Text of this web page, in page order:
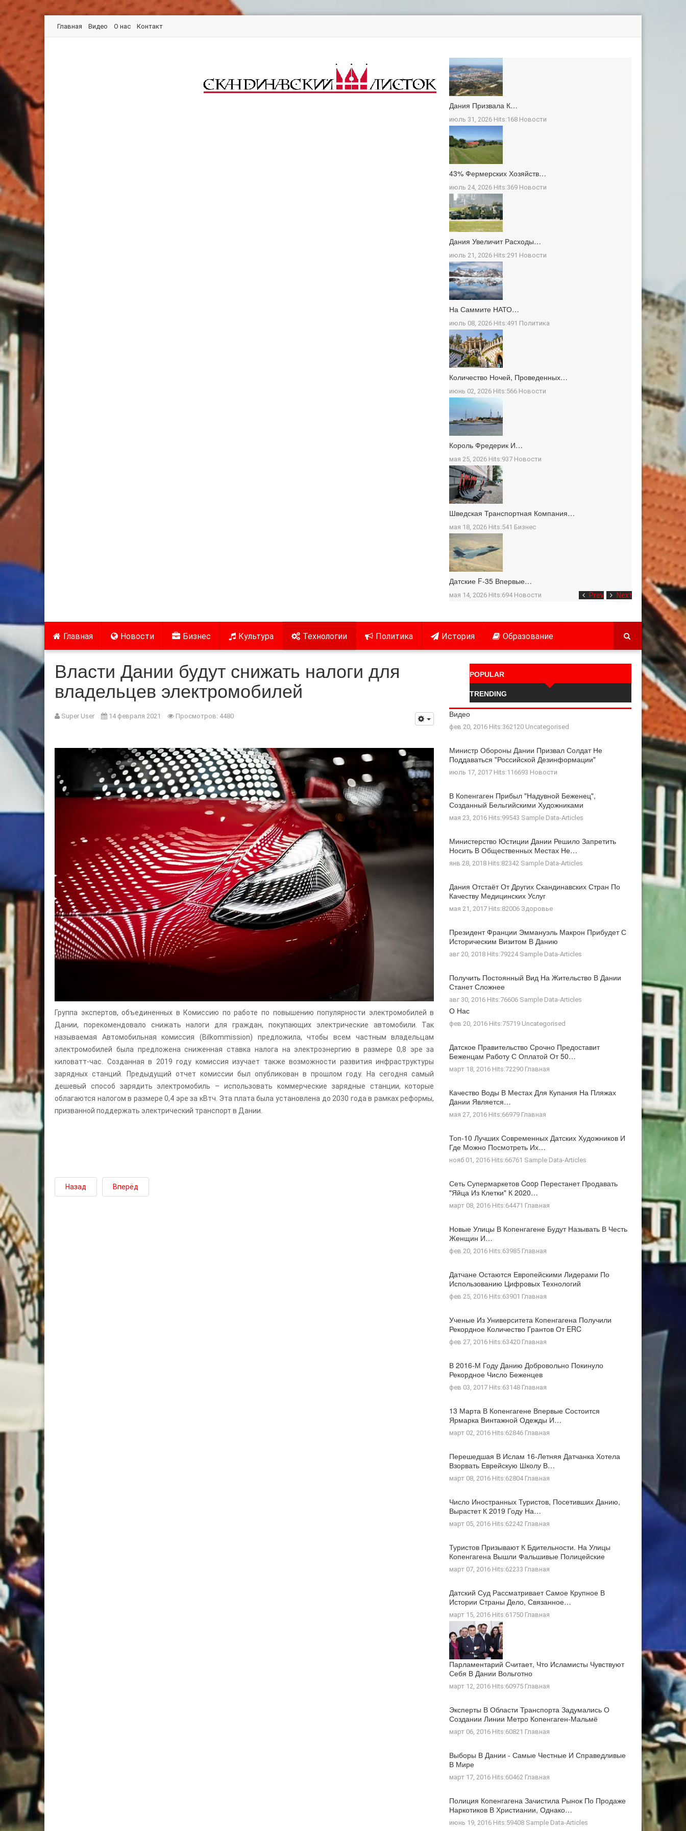
Главная Видео О нас Контакт
Prev Next
Дания Призвала К…
июль 31, 2026 Hits:168 Новости
43% Фермерских Хозяйств…
июль 24, 2026 Hits:369 Новости
Дания Увеличит Расходы…
июль 21, 2026 Hits:291 Новости
На Саммите НАТО…
июль 08, 2026 Hits:491 Политика
Количество Ночей, Проведенных…
июнь 02, 2026 Hits:566 Новости
Король Фредерик И…
мая 25, 2026 Hits:937 Новости
Шведская Транспортная Компания…
мая 18, 2026 Hits:541 Бизнес
Датские F-35 Впервые…
мая 14, 2026 Hits:694 Новости
Главная Новости Бизнес Культура Технологии Политика История Образование
Власти Дании будут снижать налоги для
владельцев электромобилей
Super User 14 февраля 2021 Просмотров: 4480
Группа экспертов, объединенных в Комиссию по работе по повышению популярности электромобилей в
Дании, порекомендовало снижать налоги для граждан, покупающих электрические автомобили. Так
называемая Автомобильная комиссия (Bilkommission) предложила, чтобы всем частным владельцам
электромобилей была предложена сниженная ставка налога на электроэнергию в размере 0,8 эре за
киловатт-час. Созданная в 2019 году комиссия изучает также возможности развития инфраструктуры
зарядных станций. Предыдущий отчет комиссии был опубликован в прошлом году. На сегодня самый
дешевый способ зарядить электромобиль – использовать коммерческие зарядные станции, которые
облагаются налогом в размере 0,4 эре за кВтч. Эта плата была установлена до 2030 года в рамках реформы,
призванной поддержать электрический транспорт в Дании.
Назад Вперёд
POPULAR
TRENDING
Видео
фев 20, 2016 Hits:362120 Uncategorised
Министр Обороны Дании Призвал Солдат Не
Поддаваться "российской Дезинформации"
июль 17, 2017 Hits:116693 Новости
В Копенгаген Прибыл "Надувной Беженец",
Созданный Бельгийскими Художниками
мая 23, 2016 Hits:99543 Sample Data-Articles
Министерство Юстиции Дании Решило Запретить
Носить В Общественных Местах Не…
янв 28, 2018 Hits:82342 Sample Data-Articles
Дания Отстаёт От Других Скандинавских Стран По
Качеству Медицинских Услуг
мая 21, 2017 Hits:82006 Здоровье
Президент Франции Эммануэль Макрон Прибудет С
Историческим Визитом В Данию
авг 20, 2018 Hits:79224 Sample Data-Articles
Получить Постоянный Вид На Жительство В Дании
Станет Сложнее
авг 30, 2016 Hits:76606 Sample Data-Articles
О Нас
фев 20, 2016 Hits:75719 Uncategorised
Датское Правительство Срочно Предоставит
Беженцам Работу С Оплатой От 50…
март 18, 2016 Hits:72290 Главная
Качество Воды В Местах Для Купания На Пляжах
Дании Является…
мая 27, 2016 Hits:66979 Главная
Топ-10 Лучших Современных Датских Художников И
Где Можно Посмотреть Их…
нояб 01, 2016 Hits:66761 Sample Data-Articles
Сеть Супермаркетов Coop Перестанет Продавать
"яйца Из Клетки" К 2020…
март 08, 2016 Hits:64471 Главная
Новые Улицы В Копенгагене Будут Называть В Честь
Женщин И…
фев 20, 2016 Hits:63985 Главная
Датчане Остаются Европейскими Лидерами По
Использованию Цифровых Технологий
фев 25, 2016 Hits:63901 Главная
Ученые Из Университета Копенгагена Получили
Рекордное Количество Грантов От ERC
фев 27, 2016 Hits:63420 Главная
В 2016-М Году Данию Добровольно Покинуло
Рекордное Число Беженцев
фев 03, 2017 Hits:63148 Главная
13 Марта В Копенгагене Впервые Состоится
Ярмарка Винтажной Одежды И…
март 02, 2016 Hits:62846 Главная
Перешедшая В Ислам 16-Летняя Датчанка Хотела
Взорвать Еврейскую Школу В…
март 08, 2016 Hits:62804 Главная
Число Иностранных Туристов, Посетивших Данию,
Вырастет К 2019 Году На…
март 05, 2016 Hits:62242 Главная
Туристов Призывают К Бдительности. На Улицы
Копенгагена Вышли Фальшивые Полицейские
март 07, 2016 Hits:62233 Главная
Датский Суд Рассматривает Самое Крупное В
Истории Страны Дело, Связанное…
март 15, 2016 Hits:61750 Главная
Парламентарий Считает, Что Исламисты Чувствуют
Себя В Дании Вольготно
март 12, 2016 Hits:60975 Главная
Эксперты В Области Транспорта Задумались О
Создании Линии Метро Копенгаген-Мальмё
март 06, 2016 Hits:60821 Главная
Выборы В Дании - Самые Честные И Справедливые
В Мире
март 17, 2016 Hits:60462 Главная
Полиция Копенгагена Зачистила Рынок По Продаже
Наркотиков В Христиании, Однако…
июнь 19, 2016 Hits:59408 Sample Data-Articles